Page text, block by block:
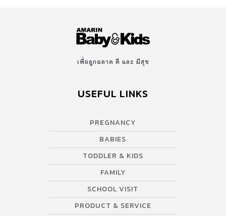
เพื่อลูกฉลาด ดี และ มีสุข
USEFUL LINKS
PREGNANCY
BABIES
TODDLER & KIDS
FAMILY
SCHOOL VISIT
PRODUCT & SERVICE